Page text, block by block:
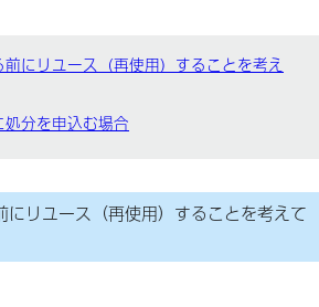
にリユース（再使用）することを考え
分を申込む場合
にリユース（再使用）することを考えて